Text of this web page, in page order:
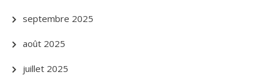
septembre 2025
août 2025
juillet 2025